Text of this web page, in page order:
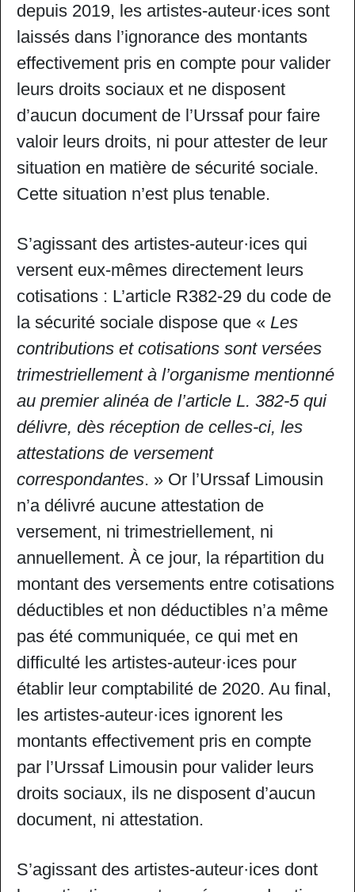
depuis 2019, les artistes-auteur·ices sont
laissés dans l’ignorance des montants
effectivement pris en compte pour valider
leurs droits sociaux et ne disposent
d’aucun document de l’Urssaf pour faire
valoir leurs droits, ni pour attester de leur
situation en matière de sécurité sociale.
Cette situation n’est plus tenable.
S’agissant des artistes-auteur·ices qui
versent eux-mêmes directement leurs
cotisations : L’article R382-29 du code de
la sécurité sociale dispose que « Les
contributions et cotisations sont versées
trimestriellement à l’organisme mentionné
au premier alinéa de l’article L. 382-5 qui
délivre, dès réception de celles-ci, les
attestations de versement
correspondantes. » Or l’Urssaf Limousin
n’a délivré aucune attestation de
versement, ni trimestriellement, ni
annuellement. À ce jour, la répartition du
montant des versements entre cotisations
déductibles et non déductibles n’a même
pas été communiquée, ce qui met en
difficulté les artistes-auteur·ices pour
établir leur comptabilité de 2020. Au final,
les artistes-auteur·ices ignorent les
montants effectivement pris en compte
par l’Urssaf Limousin pour valider leurs
droits sociaux, ils ne disposent d’aucun
document, ni attestation.
S’agissant des artistes-auteur·ices dont